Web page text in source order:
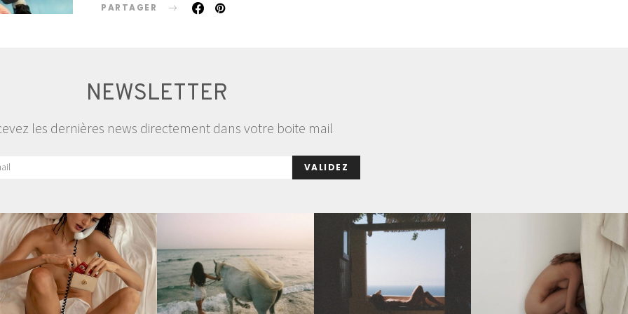
PARTAGER
NEWSLETTER
les dernières news directement dans votre boite mail
VALIDEZ